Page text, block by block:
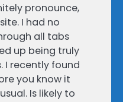
pronounce,
I had no
all tabs
up being truly
I recently found
you know it
Is likely to